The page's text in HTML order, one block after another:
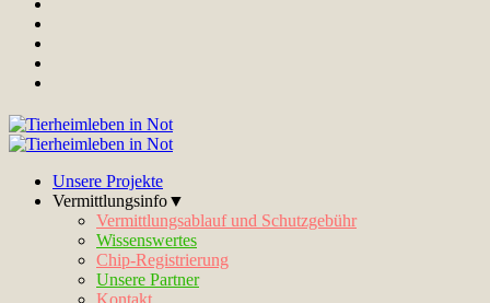
Unsere Projekte
Vermittlungsinfo▼
Vermittlungsablauf und Schutzgebühr
Wissenswertes
Chip-Registrierung
Unsere Partner
Kontakt